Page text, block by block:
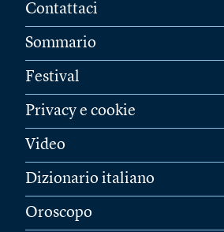
Contattaci
Sommario
Festival
Privacy e cookie
Video
Dizionario italiano
Oroscopo